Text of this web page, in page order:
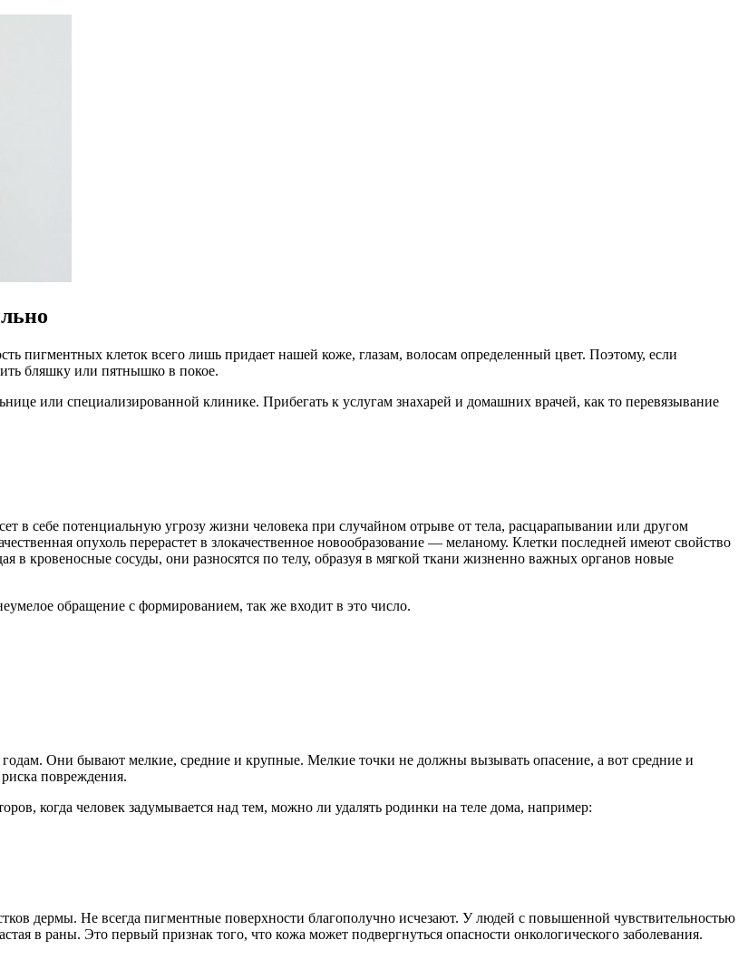
пигментных клеток всего лишь придает нашей коже, глазам, волосам определенный цвет. Поэтому, если
бляшку или пятнышко в покое.
или специализированной клинике. Прибегать к услугам знахарей и домашних врачей, как то перевязывание
в себе потенциальную угрозу жизни человека при случайном отрыве от тела, расцарапывании или другом
опухоль перерастет в злокачественное новообразование — меланому. Клетки последней имеют свойство
в кровеносные сосуды, они разносятся по телу, образуя в мягкой ткани жизненно важных органов новые
обращение с формированием, так же входит в это число.
Они бывают мелкие, средние и крупные. Мелкие точки не должны вызывать опасение, а вот средние и
риска повреждения.
когда человек задумывается над тем, можно ли удалять родинки на теле дома, например:
дермы. Не всегда пигментные поверхности благополучно исчезают. У людей с повышенной чувствительностью
в раны. Это первый признак того, что кожа может подвергнуться опасности онкологического заболевания.